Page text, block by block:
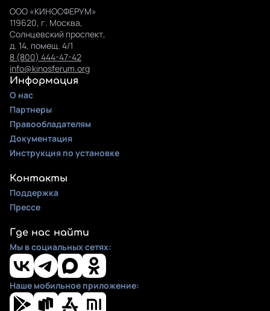
ООО «КИНОСФЕРУМ»
119620, г. Москва,
Солнцевский проспект,
д. 14, помещ. 4/1
8 (800) 444-47-42
info@kinosferum.org
Информация
О нас
Партнеры
Правообладателям
Документация
Инструкция по установке
Контакты
Поддержка
Прессе
Где нас найти
Мы в социальных сетях:
Наше мобильное приложение: